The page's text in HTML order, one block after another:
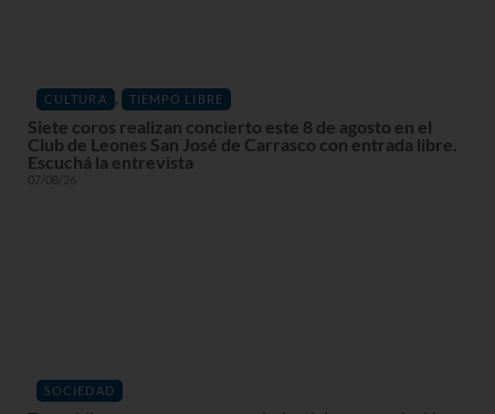
CULTURA , TIEMPO LIBRE
Siete coros realizan concierto este 8 de agosto en el
Club de Leones San José de Carrasco con entrada libre.
Escuchá la entrevista
07/08/26
SOCIEDAD